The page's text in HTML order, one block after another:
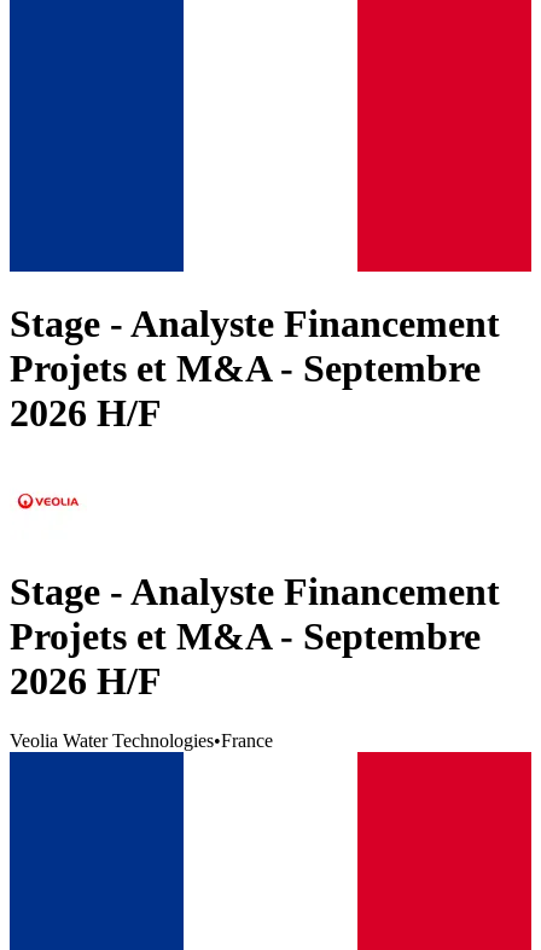
Stage - Analyste Financement
Projets et M&A - Septembre
2026 H/F
Stage - Analyste Financement
Projets et M&A - Septembre
2026 H/F
Veolia Water Technologies•France